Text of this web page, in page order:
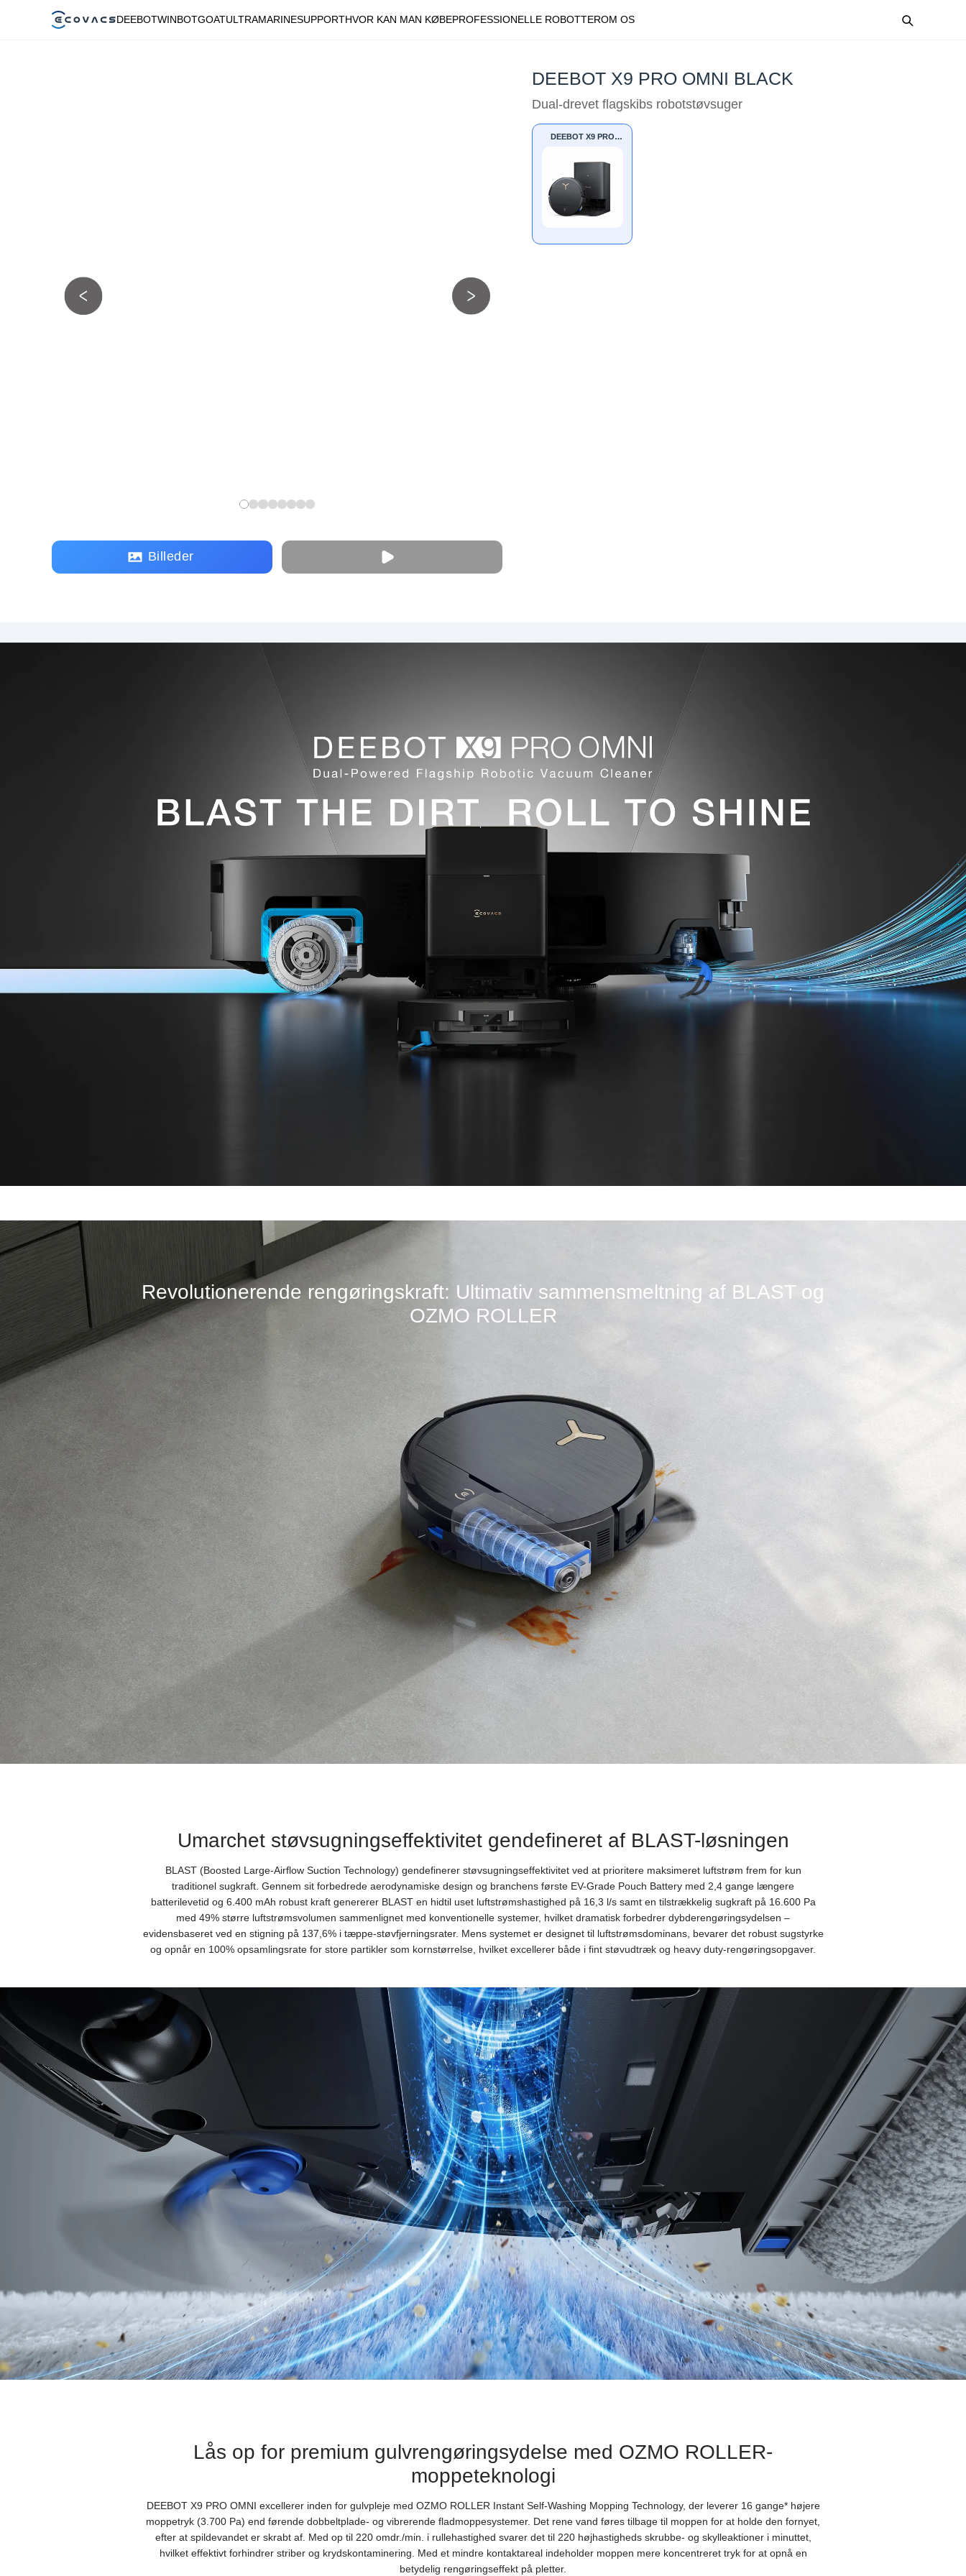
DEEBOTWINBOTGOATULTRAMARINESUPPORTHVOR KAN MAN KØBEPROFESSIONELLE ROBOTTEROM OS
Billeder
DEEBOT X9 PRO OMNI BLACK
Dual-drevet flagskibs robotstøvsuger
DEEBOT X9 PRO
Revolutionerende rengøringskraft: Ultimativ sammensmeltning af BLAST og
OZMO ROLLER
Umarchet støvsugningseffektivitet gendefineret af BLAST-løsningen
BLAST (Boosted Large-Airflow Suction Technology) gendefinerer støvsugningseffektivitet ved at prioritere maksimeret luftstrøm frem for kun
traditionel sugkraft. Gennem sit forbedrede aerodynamiske design og branchens første EV-Grade Pouch Battery med 2,4 gange længere
batterilevetid og 6.400 mAh robust kraft genererer BLAST en hidtil uset luftstrømshastighed på 16,3 l/s samt en tilstrækkelig sugkraft på 16.600 Pa
med 49% større luftstrømsvolumen sammenlignet med konventionelle systemer, hvilket dramatisk forbedrer dybderengøringsydelsen –
evidensbaseret ved en stigning på 137,6% i tæppe-støvfjerningsrater. Mens systemet er designet til luftstrømsdominans, bevarer det robust sugstyrke
og opnår en 100% opsamlingsrate for store partikler som kornstørrelse, hvilket excellerer både i fint støvudtræk og heavy duty-rengøringsopgaver.
Lås op for premium gulvrengøringsydelse med OZMO ROLLER-
moppeteknologi
DEEBOT X9 PRO OMNI excellerer inden for gulvpleje med OZMO ROLLER Instant Self-Washing Mopping Technology, der leverer 16 gange* højere
moppetryk (3.700 Pa) end førende dobbeltplade- og vibrerende fladmoppesystemer. Det rene vand føres tilbage til moppen for at holde den fornyet,
efter at spildevandet er skrabt af. Med op til 220 omdr./min. i rullehastighed svarer det til 220 højhastigheds skrubbe- og skylleaktioner i minuttet,
hvilket effektivt forhindrer striber og krydskontaminering. Med et mindre kontaktareal indeholder moppen mere koncentreret tryk for at opnå en
betydelig rengøringseffekt på pletter.